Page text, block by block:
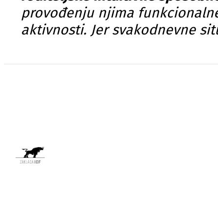
provođenju njima
aktivnosti. Jer svakodnevne